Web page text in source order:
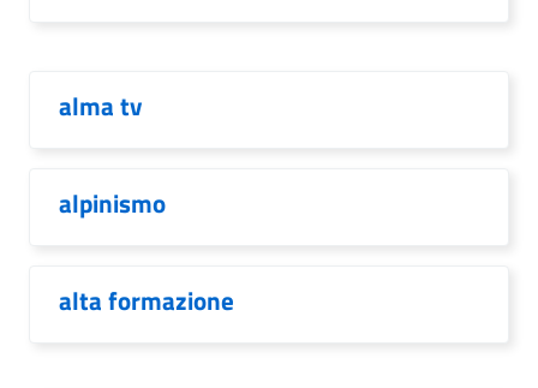
alma tv
alpinismo
alta formazione